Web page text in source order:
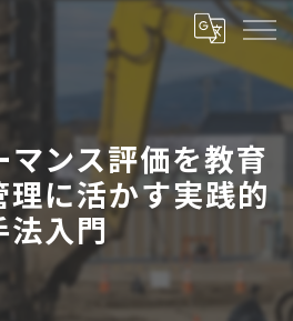
ンス評価を教育
に活かす実践的
法入門